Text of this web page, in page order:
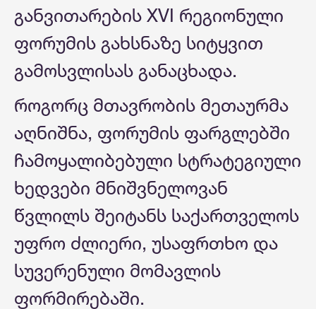
განვითარების XVI რეგიონული
ფორუმის გახსნაზე სიტყვით
გამოსვლისას განაცხადა.
როგორც მთავრობის მეთაურმა
აღნიშნა, ფორუმის ფარგლებში
ჩამოყალიბებული სტრატეგიული
ხედვები მნიშვნელოვან
წვლილს შეიტანს საქართველოს
უფრო ძლიერი, უსაფრთხო და
სუვერენული მომავლის
ფორმირებაში.